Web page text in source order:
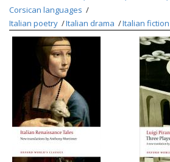
Corsican languages
Italian poetry
Italian drama Italian fiction